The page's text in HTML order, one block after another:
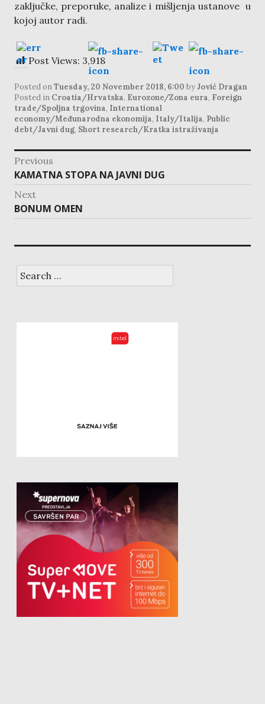
zaključke, preporuke, analize i mišljenja ustanove u
kojoj autor radi.
Post Views: 3,918
Posted onTuesday, 20 November 2018, 6:00 byJović Dragan
Posted in Croatia/Hrvatska, Eurozone/Zona eura, Foreign
trade/Spoljna trgovina, International
economy/Međunarodna ekonomija, Italy/Italija, Public
debt/Javni dug, Short research/Kratka istraživanja
post
navigation
Previous
Previous
post:
KAMATNA STOPA NA JAVNI DUG
Next
Next
post:
BONUM OMEN
for: